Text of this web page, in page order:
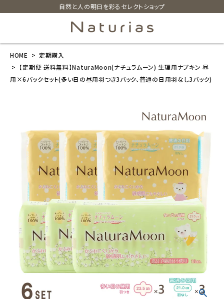
自然と人の明日を彩るセレクトショップ
search
【定期便 送料
無料】NaturaM
oon(ナチュラ
ムーン) 生理用
ナプキン 昼用
×6パックセッ
ト(多い日の昼
用羽つき3パッ
ク、普通の日用
羽なし3パック)
3,323
HOME
定期購入
【定期便 送料無料】NaturaMoon(ナチュラムーン) 生理用ナプキン 昼
用×6パックセット(多い日の昼用羽つき3パック、普通の日用羽なし3パック)